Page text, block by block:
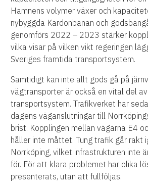
Hamnens volymer växer och
nybyggda Kardonbanan och
genomförs 2022 – 2023 stärker
vilka visar på vilken vikt regeringen
Sveriges framtida transportsystem.
Samtidigt kan inte allt gods gå på
vägtransporter är också en vital del
transportsystem. Trafikverket har
dagens väganslutningar till
brist. Kopplingen mellan vägarna E4
håller inte måttet. Tung trafik går rakt
Norrköping, vilket infrastrukturen inte
för. För att klara problemet har olika
presenterats, utan att fullföljas.